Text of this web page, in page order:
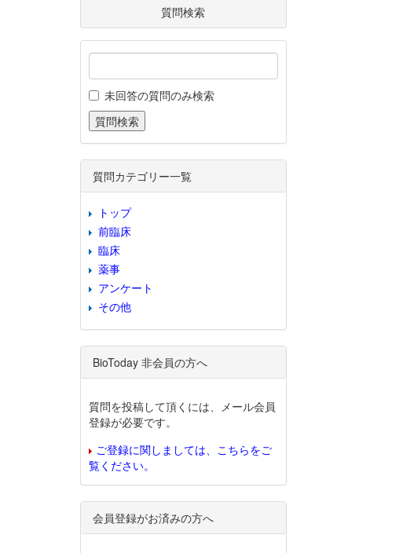
質問検索
未回答の質問のみ検索
質問カテゴリー一覧
トップ
前臨床
臨床
薬事
アンケート
その他
BioToday 非会員の方へ
質問を投稿して頂くには、メール会員
登録が必要です。
ご登録に関しましては、こちらをご
覧ください。
会員登録がお済みの方へ